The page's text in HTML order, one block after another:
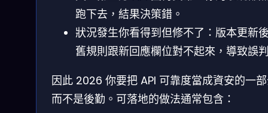
跑下去，結果決策錯。
狀況發生你看得到但修不了：版本更新
舊規則跟新回應欄位對不起來，導致誤
因此 2026 你要把 API 可靠度當成資安的一
而不是後勤。可落地的做法通常包含：